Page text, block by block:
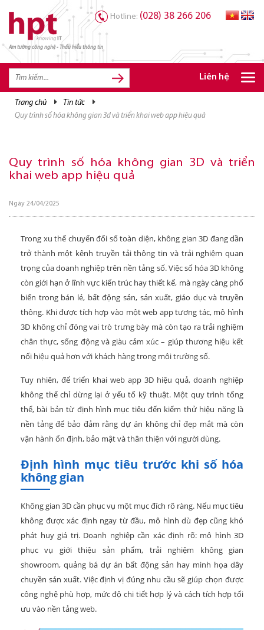
Am tường công nghệ - Thấu hiểu thông tin
Hotline: (028) 38 266 206
Liên hệ
trang chủ tin tức
quy trình số hóa không gian 3d và triển khai web app hiệu quả
Quy trình số hóa không gian 3D và triển
khai web app hiệu quả
Ngày 24/04/2025
Trong xu thế chuyển đổi số toàn diện, không gian 3D đang dần
trở thành một kênh truyền tải thông tin và trải nghiệm quan
trọng của doanh nghiệp trên nền tảng số. Việc số hóa 3D không
còn giới hạn ở lĩnh vực kiến trúc hay thiết kế, mà ngày càng phổ
biến trong bán lẻ, bất động sản, sản xuất, giáo dục và truyền
thông. Khi được tích hợp vào một web app tương tác, mô hình
3D không chỉ đóng vai trò trưng bày mà còn tạo ra trải nghiệm
chân thực, sống động và giàu cảm xúc – giúp thương hiệu kết
nối hiệu quả hơn với khách hàng trong môi trường số.
Tuy nhiên, để triển khai web app 3D hiệu quả, doanh nghiệp
không thể chỉ dừng lại ở yếu tố kỹ thuật. Một quy trình tổng
thể, bài bản từ định hình mục tiêu đến kiểm thử hiệu năng là
nền tảng để bảo đảm rằng dự án không chỉ đẹp mắt mà còn
vận hành ổn định, bảo mật và thân thiện với người dùng.
Định hình mục tiêu trước khi số hóa
không gian
Không gian 3D cần phục vụ một mục đích rõ ràng. Nếu mục tiêu
không được xác định ngay từ đầu, mô hình dù đẹp cũng khó
phát huy giá trị. Doanh nghiệp cần xác định rõ: mô hình 3D
phục vụ giới thiệu sản phẩm, trải nghiệm không gian
showroom, quảng bá dự án bất động sản hay minh họa dây
chuyền sản xuất. Việc định vị đúng nhu cầu sẽ giúp chọn được
công nghệ phù hợp, mức độ chi tiết hợp lý và cách tích hợp tối
ưu vào nền tảng web.
TRANG CHỦ
TRANG CHỦ
GIẢI PHÁP
TRI THỨC